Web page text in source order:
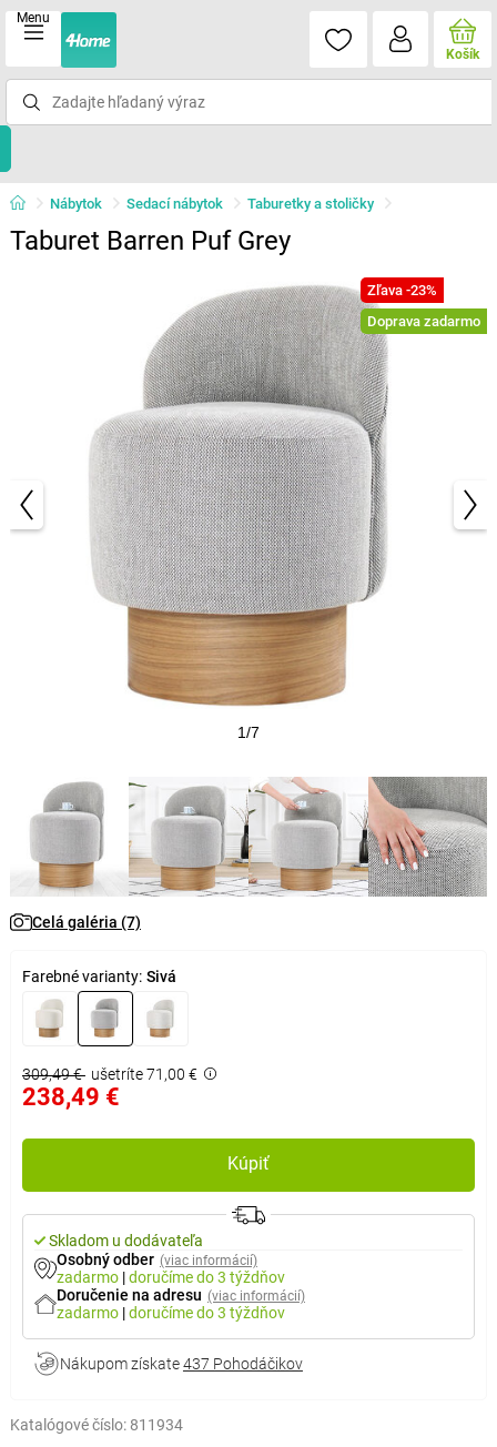
Menu
Košík
Nábytok Sedací nábytok Taburetky a stoličky
Taburet Barren Puf Grey
Zľava -23%
Doprava zadarmo
1/7
Celá galéria (7)
Farebné varianty: Sivá
309,49 € ušetríte 71,00 €
238,49 €
Kúpiť
Skladom u dodávateľa
Osobný odber (viac informácií)
zadarmo |doručímedo 3 týždňov
Doručenie na adresu (viac informácií)
zadarmo |doručímedo 3 týždňov
Nákupom získate437 Pohodáčikov
Katalógové číslo: 811934